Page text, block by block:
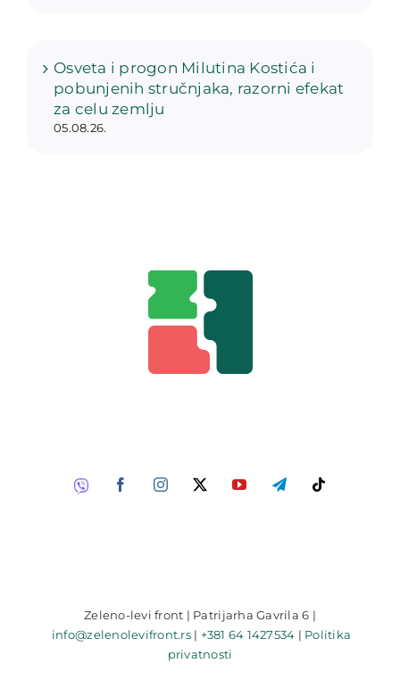
Osveta i progon Milutina Kostića i
pobunjenih stručnjaka, razorni efekat
za celu zemlju
05.08.26.
Zeleno-levi front | Patrijarha Gavrila 6 |
info@zelenolevifront.rs| +381 64 1427534 | Politika
privatnosti